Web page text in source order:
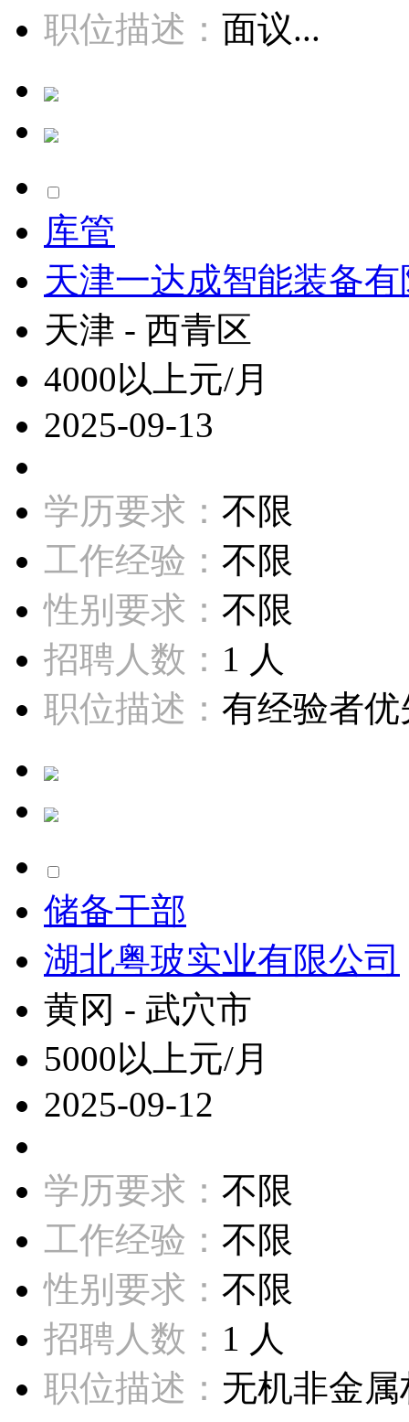
职位描述： 面议...
库管
天津一达成智能装备
天津 - 西青区
4000以上元/月
2025-09-13
学历要求： 不限
工作经验： 不限
性别要求： 不限
招聘人数： 1 人
职位描述： 有经验者优
储备干部
湖北粤玻实业有限公司
黄冈 - 武穴市
5000以上元/月
2025-09-12
学历要求： 不限
工作经验： 不限
性别要求： 不限
招聘人数： 1 人
职位描述： 无机非金